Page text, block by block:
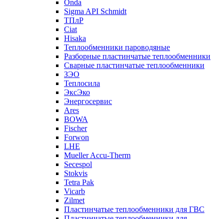
Onda
Sigma API Schmidt
ТПлР
Ciat
Hisaka
Теплообменники пароводяные
Разборные пластинчатые теплообменники
Сварные пластинчатые теплообменники
ЗЭО
Теплосила
ЭксЭко
Энергосервис
Ares
BOWA
Fischer
Forwon
LHE
Mueller Accu-Therm
Secespol
Stokvis
Tetra Pak
Vicarb
Zilmet
Пластинчатые теплообменники для ГВС